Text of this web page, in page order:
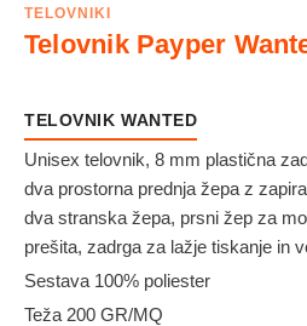
TELOVNIKI
Telovnik Payper
TELOVNIK WANTED
Unisex telovnik, 8 mm plastična
dva prostorna prednja žepa z
dva stranska žepa, prsni žep za
prešita, zadrga za lažje tiskanje in
Sestava 100% poliester
Teža 200 GR/MQ